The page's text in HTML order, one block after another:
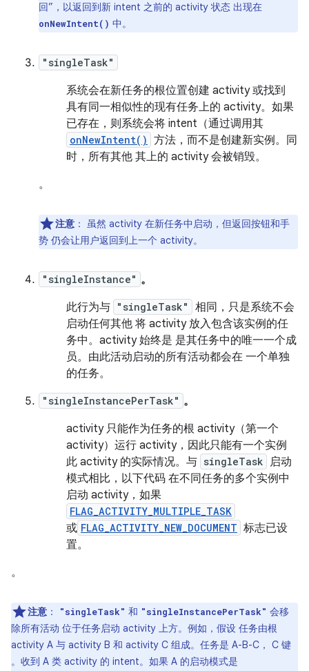
回”，以返回到新 intent 之前的 activity 状态 出现在
onNewIntent() 中。
"singleTask"
系统会在新任务的根位置创建 activity 或找到
具有同一相似性的现有任务上的 activity。如果
已存在，则系统会将 intent（通过调用其
onNewIntent() 方法，而不是创建新实例。同
时，所有其他 其上的 activity 会被销毁。
。
注意 ： 虽然 activity 在新任务中启动，但返回按钮和手
势 仍会让用户返回到上一个 activity。
"singleInstance" 。
此行为与 "singleTask"
相同，只是系统不会
启动任何其他 将 activity 放入包含该实例的任
务中。activity 始终是 是其任务中的唯一一个成
员。由此活动启动的所有活动都会在 一个单独
的任务。
"singleInstancePerTask" 。
activity 只能作为任务的根 activity（第一个
activity）运行 activity，因此只能有一个实例
此 activity 的实际情况。与 singleTask 启动
模式相比，以下代码 在不同任务的多个实例中
启动 activity，如果
FLAG_ACTIVITY_MULTIPLE_TASK
或 FLAG_ACTIVITY_NEW_DOCUMENT 标志已设
置。
。
注意 ： "singleTask" 和 "singleInstancePerTask" 会移
除所有活动 位于任务启动 activity 上方。例如，假设 任务由根
activity A 与 activity B 和 activity C 组成。任务是 A-B-C， C 键
。收到 A 类 activity 的 intent。如果 A 的启动模式是